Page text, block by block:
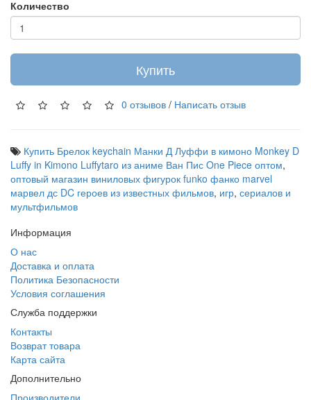
Количество
Купить
0 отзывов / Написать отзыв
Купить Брелок keychain Манки Д Луффи в кимоно Monkey D
Luffy in Kimono Luffytaro из аниме Ван Пис One Piece оптом,
оптовый магазин виниловых фигурок funko фанко marvel
марвел дс DC героев из известных фильмов, игр, сериалов и
мультфильмов
Информация
О нас
Доставка и оплата
Политика Безопасности
Условия соглашения
Служба поддержки
Контакты
Возврат товара
Карта сайта
Дополнительно